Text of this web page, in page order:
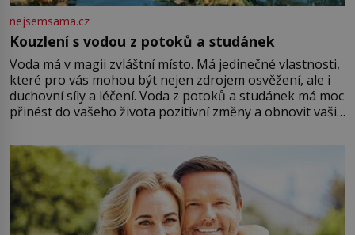
nejsemsama.cz
Kouzlení s vodou z potoků a studánek
Voda má v magii zvláštní místo. Má jedinečné vlastnosti,
které pro vás mohou být nejen zdrojem osvěžení, ale i
duchovní síly a léčení. Voda z potoků a studánek má moc
přinést do vašeho života pozitivní změny a obnovit vaši
můžete obohatit své rituály a přinést do svého života
větší harmonii a klid. Je důležité